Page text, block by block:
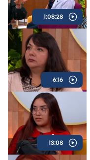
1:08:28
6:16
13:08